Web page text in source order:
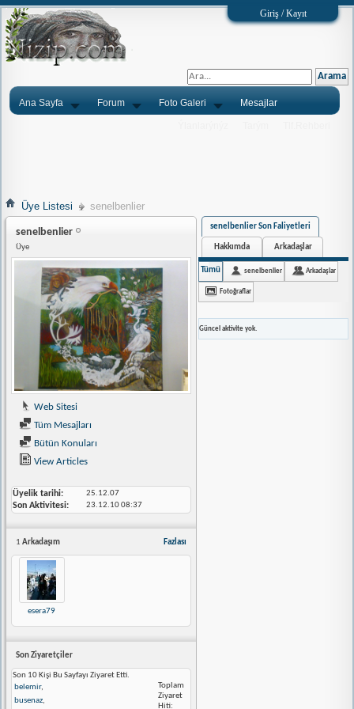
Giriş / Kayıt
Ana Sayfa Forum Foto Galeri Mesajlar
Üye Listesi senelbenlier
senelbenlier
Üye
Web Sitesi
Tüm Mesajları
Bütün Konuları
View Articles
Üyelik tarihi 25.12.07
Son Aktivitesi 23.12.1008:37
Fazlası
1 Arkadaşım
esera79
Son Ziyaretçiler
Son 10 Kişi Bu Sayfayı Ziyaret Etti.
belemir,
busenaz,
Toplam
Ziyaret
Hiti:
senelbenlier Son Faliyetleri
Hakkımda Arkadaşlar
Tümü senelbenlier Arkadaşlar
Fotoğraflar
Güncel aktivite yok.